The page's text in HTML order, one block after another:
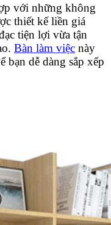
với những không
thiết kế liền giá
tiện lợi vừa tận
Bàn làm việc này
bạn dễ dàng sắp xếp